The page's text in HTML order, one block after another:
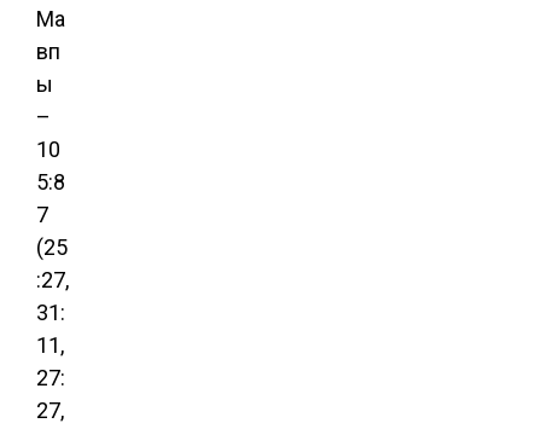
Ма
вп
ы
–
10
5:8
7
(25
:27,
31:
11,
27:
27,